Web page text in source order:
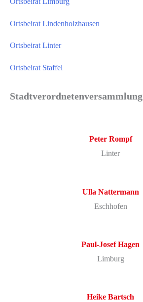
Ortsbeirat Lindenholzhausen
Ortsbeirat Linter
Ortsbeirat Staffel
Stadtverordnetenversammlung
Peter Rompf
Linter
Ulla Nattermann
Eschhofen
Paul-Josef Hagen
Limburg
Heike Bartsch